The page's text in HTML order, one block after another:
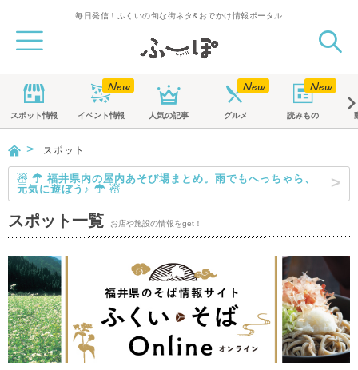
毎日発信！ふくいの旬な街ネタ&おでかけ情報ポータル
スポット情報 イベント情報 人気の記事 グルメ 読みもの
スポット
☃ ☂ 福井県内の屋内あそび場まとめ。雨でもへっちゃら、
元気に遊ぼう♪ ☂ ☃
スポット一覧 お店や施設の情報をget！